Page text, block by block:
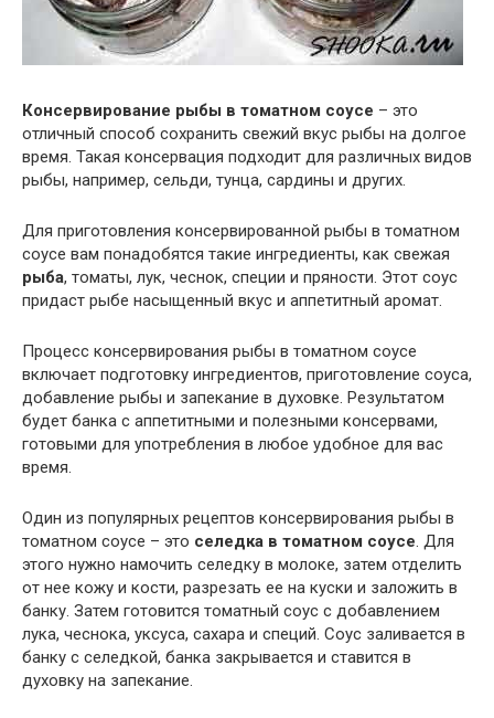
Консервирование рыбы в томатном соусе – это
отличный способ сохранить свежий вкус рыбы на долгое
время. Такая консервация подходит для различных видов
рыбы, например, сельди, тунца, сардины и других.
Для приготовления консервированной рыбы в томатном
соусе вам понадобятся такие ингредиенты, как свежая
рыба, томаты, лук, чеснок, специи и пряности. Этот соус
придаст рыбе насыщенный вкус и аппетитный аромат.
Процесс консервирования рыбы в томатном соусе
включает подготовку ингредиентов, приготовление соуса,
добавление рыбы и запекание в духовке. Результатом
будет банка с аппетитными и полезными консервами,
готовыми для употребления в любое удобное для вас
время.
Один из популярных рецептов консервирования рыбы в
томатном соусе – это селедка в томатном соусе. Для
этого нужно намочить селедку в молоке, затем отделить
от нее кожу и кости, разрезать ее на куски и заложить в
банку. Затем готовится томатный соус с добавлением
лука, чеснока, уксуса, сахара и специй. Соус заливается в
банку с селедкой, банка закрывается и ставится в
духовку на запекание.